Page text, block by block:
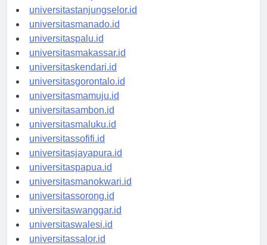
universitasbanjarbaru.id
universitastanjungselor.id
universitasmanado.id
universitaspalu.id
universitasmakassar.id
universitaskendari.id
universitasgorontalo.id
universitasmamuju.id
universitasambon.id
universitasmaluku.id
universitassofifi.id
universitasjayapura.id
universitaspapua.id
universitasmanokwari.id
universitassorong.id
universitaswanggar.id
universitaswalesi.id